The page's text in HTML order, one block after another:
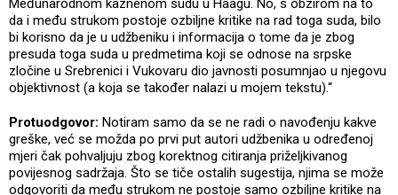
Međunarodnom kaznenom sudu u Haagu. No, s obzirom na to
da i među strukom postoje ozbiljne kritike na rad toga suda, bilo
bi korisno da je u udžbeniku i informacija o tome da je zbog
presuda toga suda u predmetima koji se odnose na srpske
zločine u Srebrenici i Vukovaru dio javnosti posumnjao u njegovu
objektivnost (a koja se također nalazi u mojem tekstu).“
Protuodgovor: Notiram samo da se ne radi o navođenju kakve
greške, već se možda po prvi put autori udžbenika u određenoj
mjeri čak pohvaljuju zbog korektnog citiranja priželjkivanog
povijesnog sadržaja. Što se tiče ostalih sugestija, njima se može
odgovoriti da među strukom ne postoje samo ozbiljne kritike na